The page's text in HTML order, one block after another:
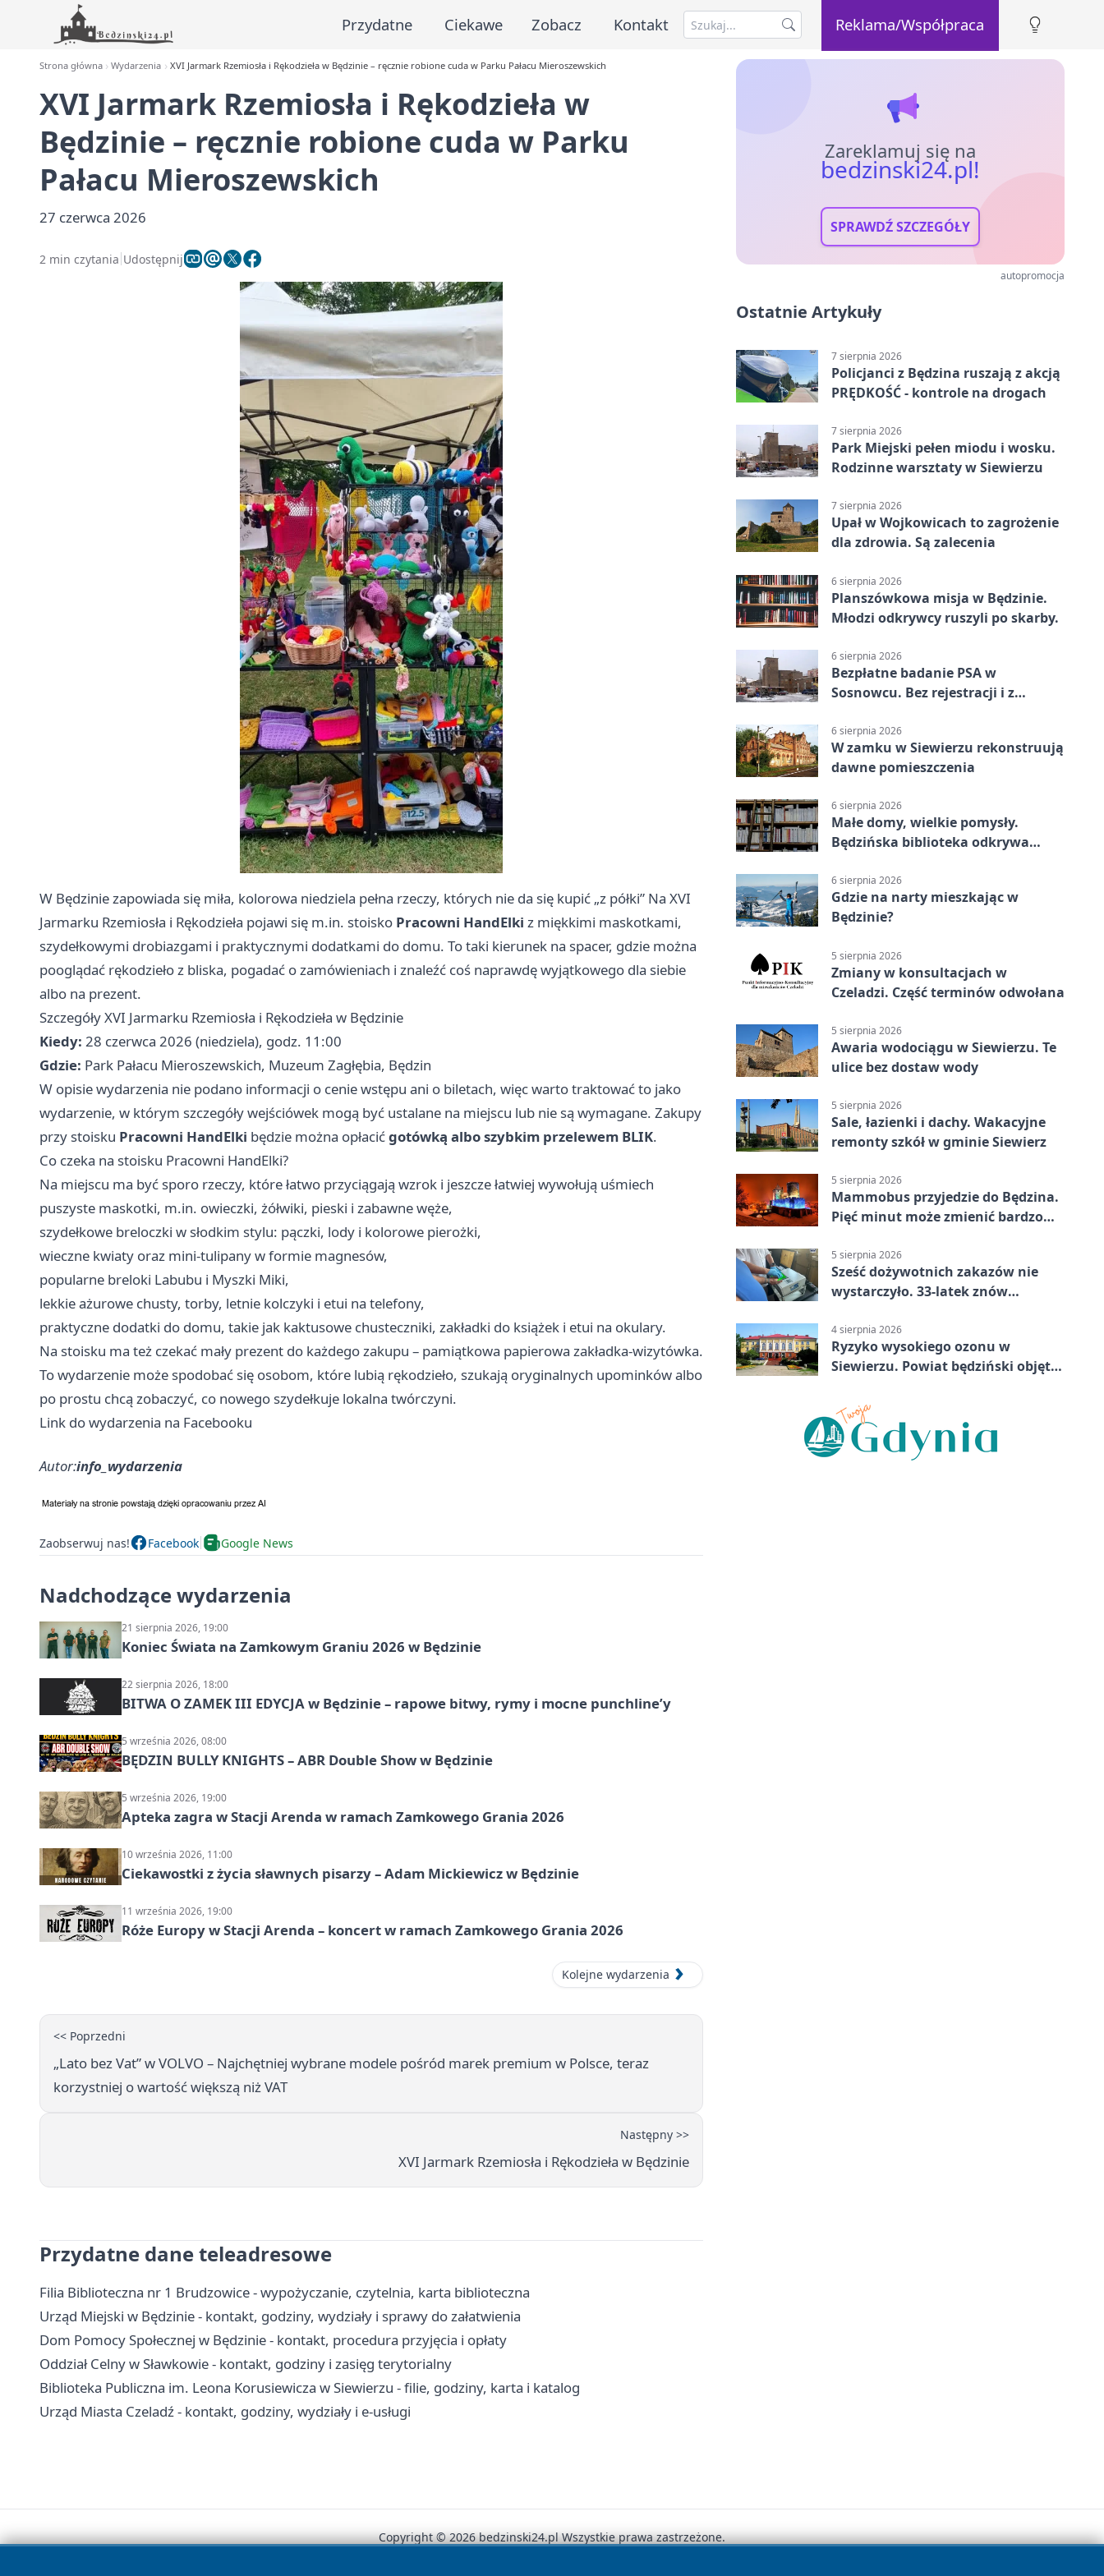
Przydatne Ciekawe Zobacz Kontakt Reklama/Współpraca
Strona główna Wydarzenia XVI Jarmark Rzemiosła i Rękodzieła w Będzinie – ręcznie robione cuda w Parku Pałacu Mieroszewskich
XVI Jarmark Rzemiosła i Rękodzieła w
Będzinie – ręcznie robione cuda w Parku
Pałacu Mieroszewskich
27 czerwca 2026
2 min czytania Udostępnij
W Będzinie zapowiada się miła, kolorowa niedziela pełna rzeczy, których nie da się kupić „z półki” Na XVI
Jarmarku Rzemiosła i Rękodzieła pojawi się m.in. stoisko Pracowni HandElki z miękkimi maskotkami,
szydełkowymi drobiazgami i praktycznymi dodatkami do domu. To taki kierunek na spacer, gdzie można
pooglądać rękodzieło z bliska, pogadać o zamówieniach i znaleźć coś naprawdę wyjątkowego dla siebie
albo na prezent.
Szczegóły XVI Jarmarku Rzemiosła i Rękodzieła w Będzinie
Kiedy: 28 czerwca 2026 (niedziela), godz. 11:00
Gdzie: Park Pałacu Mieroszewskich, Muzeum Zagłębia, Będzin
W opisie wydarzenia nie podano informacji o cenie wstępu ani o biletach, więc warto traktować to jako
wydarzenie, w którym szczegóły wejściówek mogą być ustalane na miejscu lub nie są wymagane. Zakupy
przy stoisku Pracowni HandElki będzie można opłacićgotówką albo szybkim przelewem BLIK.
Co czeka na stoisku Pracowni HandElki?
Na miejscu ma być sporo rzeczy, które łatwo przyciągają wzrok i jeszcze łatwiej wywołują uśmiech
puszyste maskotki, m.in. owieczki, żółwiki, pieski i zabawne węże,
szydełkowe breloczki w słodkim stylu: pączki, lody i kolorowe pierożki,
wieczne kwiaty oraz mini-tulipany w formie magnesów,
popularne breloki Labubu i Myszki Miki,
lekkie ażurowe chusty, torby, letnie kolczyki i etui na telefony,
praktyczne dodatki do domu, takie jak kaktusowe chusteczniki, zakładki do książek i etui na okulary.
Na stoisku ma też czekać mały prezent do każdego zakupu – pamiątkowa papierowa zakładka-wizytówka.
To wydarzenie może spodobać się osobom, które lubią rękodzieło, szukają oryginalnych upominków albo
po prostu chcą zobaczyć, co nowego szydełkuje lokalna twórczyni.
Link do wydarzenia na Facebooku
Autor:info_wydarzenia
Zaobserwuj nas! Facebook Google News
Nadchodzące wydarzenia
21 sierpnia 2026, 19:00
Koniec Świata na Zamkowym Graniu 2026 w Będzinie
22 sierpnia 2026, 18:00
BITWA O ZAMEK III EDYCJA w Będzinie – rapowe bitwy, rymy i mocne punchline’y
5 września 2026, 08:00
BĘDZIN BULLY KNIGHTS – ABR Double Show w Będzinie
5 września 2026, 19:00
Apteka zagra w Stacji Arenda w ramach Zamkowego Grania 2026
10 września 2026, 11:00
Ciekawostki z życia sławnych pisarzy – Adam Mickiewicz w Będzinie
11 września 2026, 19:00
Róże Europy w Stacji Arenda – koncert w ramach Zamkowego Grania 2026
Kolejne wydarzenia
<< Poprzedni
„Lato bez Vat” w VOLVO – Najchętniej wybrane modele pośród marek premium w Polsce, teraz
korzystniej o wartość większą niż VAT
Następny >>
XVI Jarmark Rzemiosła i Rękodzieła w Będzinie
Przydatne dane teleadresowe
Filia Biblioteczna nr 1 Brudzowice - wypożyczanie, czytelnia, karta biblioteczna
Urząd Miejski w Będzinie - kontakt, godziny, wydziały i sprawy do załatwienia
Dom Pomocy Społecznej w Będzinie - kontakt, procedura przyjęcia i opłaty
Oddział Celny w Sławkowie - kontakt, godziny i zasięg terytorialny
Biblioteka Publiczna im. Leona Korusiewicza w Siewierzu - filie, godziny, karta i katalog
Urząd Miasta Czeladź - kontakt, godziny, wydziały i e-usługi
Zareklamuj się na
bedzinski24.pl!
SPRAWDŹ SZCZEGÓŁY
autopromocja
Ostatnie Artykuły
7 sierpnia 2026
Policjanci z Będzina ruszają z akcją
PRĘDKOŚĆ - kontrole na drogach
7 sierpnia 2026
Park Miejski pełen miodu i wosku.
Rodzinne warsztaty w Siewierzu
7 sierpnia 2026
Upał w Wojkowicach to zagrożenie
dla zdrowia. Są zalecenia
6 sierpnia 2026
Planszówkowa misja w Będzinie.
Młodzi odkrywcy ruszyli po skarby.
6 sierpnia 2026
Bezpłatne badanie PSA w
Sosnowcu. Bez rejestracji i z
6 sierpnia 2026
W zamku w Siewierzu rekonstruują
dawne pomieszczenia
6 sierpnia 2026
Małe domy, wielkie pomysły.
Będzińska biblioteka odkrywa
6 sierpnia 2026
Gdzie na narty mieszkając w
Będzinie?
5 sierpnia 2026
Zmiany w konsultacjach w
Czeladzi. Część terminów odwołana
5 sierpnia 2026
Awaria wodociągu w Siewierzu. Te
ulice bez dostaw wody
5 sierpnia 2026
Sale, łazienki i dachy. Wakacyjne
remonty szkół w gminie Siewierz
5 sierpnia 2026
Mammobus przyjedzie do Będzina.
Pięć minut może zmienić bardzo
5 sierpnia 2026
Sześć dożywotnich zakazów nie
wystarczyło. 33-latek znów
4 sierpnia 2026
Ryzyko wysokiego ozonu w
Siewierzu. Powiat będziński objęty
Copyright © 2026 bedzinski24.pl Wszystkie prawa zastrzeżone.